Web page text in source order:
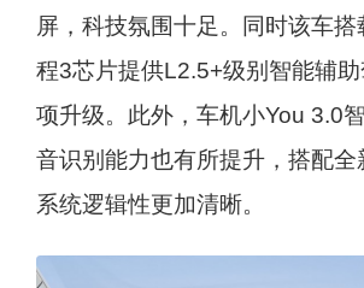
屏，科技氛围十足。同时该车搭
程3芯片提供L2.5+级别智能辅
项升级。此外，车机小You 3.0
音识别能力也有所提升，搭配全
系统逻辑性更加清晰。